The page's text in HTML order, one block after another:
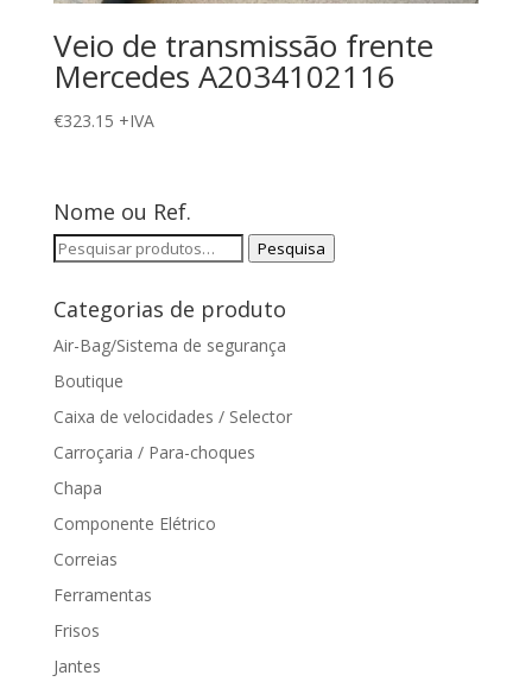
Veio de transmissão frente
Mercedes A2034102116
€323.15 +IVA
Nome ou Ref.
Pesquisar
Pesquisa
Categorias de produto
Air-Bag/Sistema de segurança
Boutique
Caixa de velocidades / Selector
Carroçaria / Para-choques
Chapa
Componente Elétrico
Correias
Ferramentas
Frisos
Jantes